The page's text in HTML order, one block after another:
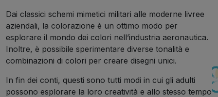
Dai classici schemi mimetici militari alle moderne livree
aziendali, la colorazione è un ottimo modo per
esplorare il mondo dei colori nell’industria aeronautica.
Inoltre, è possibile sperimentare diverse tonalità e
combinazioni di colori per creare disegni unici.
In fin dei conti, questi sono tutti modi in cui gli adulti
possono esplorare la loro creatività e allo stesso tempo